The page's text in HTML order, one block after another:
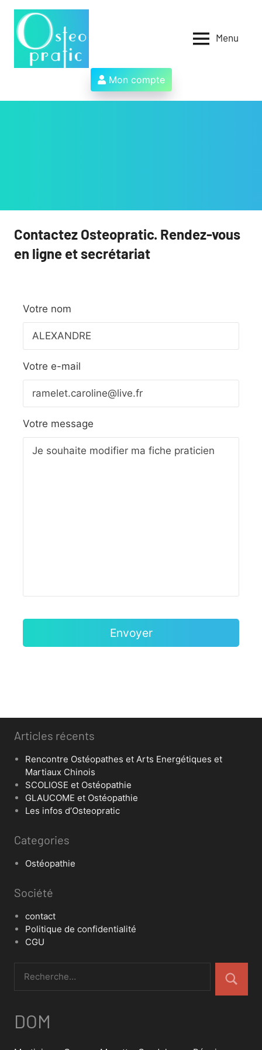
Aller
contenu
des
ostéopathes
et
Menu
Mon compte
Contactez Osteopratic. Rendez-vous
en ligne et secrétariat
Votre nom
Votre e-mail
Votre message
Articles récents
Rencontre Ostéopathes et Arts Energétiques et
Martiaux Chinois
SCOLIOSE et Ostéopathie
GLAUCOME et Ostéopathie
Les infos d’Osteopratic
Categories
Ostéopathie
Société
contact
Politique de confidentialité
CGU
DOM